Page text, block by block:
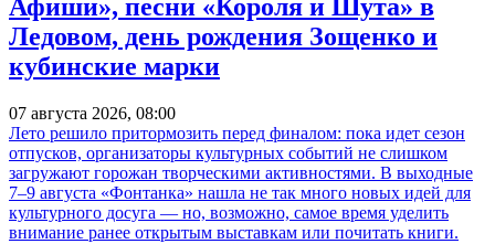
Афиши», песни «Короля и Шута» в
Ледовом, день рождения Зощенко и
кубинские марки
07 августа 2026, 08:00
Лето решило притормозить перед финалом: пока идет сезон
отпусков, организаторы культурных событий не слишком
загружают горожан творческими активностями. В выходные
7–9 августа «Фонтанка» нашла не так много новых идей для
культурного досуга — но, возможно, самое время уделить
внимание ранее открытым выставкам или почитать книги.